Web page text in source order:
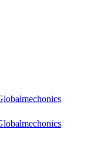
mechonics
mechonics